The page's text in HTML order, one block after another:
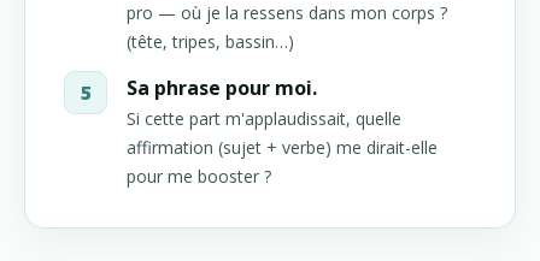
pro — où je la ressens dans mon corps ?
(tête, tripes, bassin…)
Sa phrase pour moi.
Si cette part m'applaudissait, quelle
affirmation (sujet + verbe) me dirait-elle
pour me booster ?